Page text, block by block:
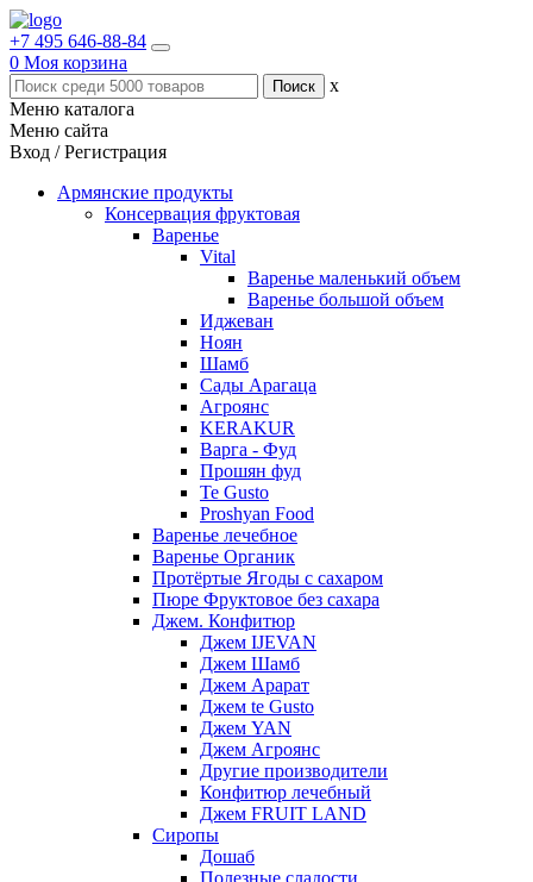
+7 495 646-88-84
0 Моя корзина
x
Меню каталога
Меню сайта
Вход / Регистрация
Армянские продукты
Консервация фруктовая
Варенье
Vital
Варенье маленький объем
Варенье большой объем
Иджеван
Ноян
Шамб
Сады Арагаца
Агроянс
KERAKUR
Варга - Фуд
Прошян фуд
Te Gusto
Proshyan Food
Варенье лечебное
Варенье Органик
Протёртые Ягоды с сахаром
Пюре Фруктовое без сахара
Джем. Конфитюр
Джем IJEVAN
Джем Шамб
Джем Арарат
Джем te Gusto
Джем YAN
Джем Агроянс
Другие производители
Конфитюр лечебный
Джем FRUIT LAND
Сиропы
Дошаб
Полезные сладости